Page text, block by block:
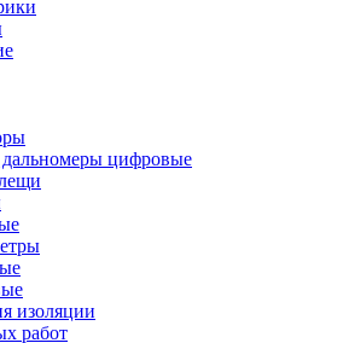
дальномеры цифровые
изоляции
работ